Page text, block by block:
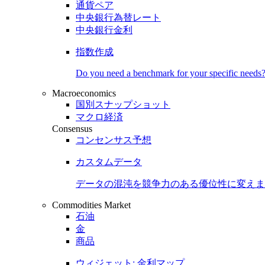
通貨ペア
中央銀行為替レート
中央銀行金利
指数作成
Do you need a benchmark for your specific needs?
Macroeconomics
国別スナップショット
マクロ経済
Consensus
コンセンサス予想
カスタムデータ
データの混沌を競争力のある優位性に変え
Commodities Market
石油
金
商品
ウィジェット: 金利マップ